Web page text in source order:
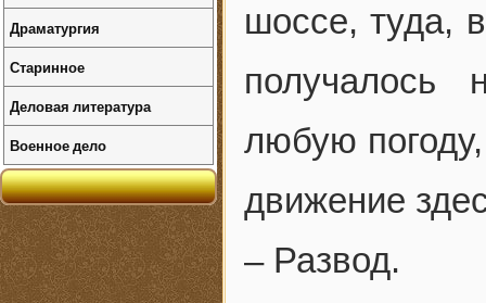
шоссе, туда,
получалось
любую
движение
– Развод.
Драматургия
Старинное
Деловая литература
Военное дело